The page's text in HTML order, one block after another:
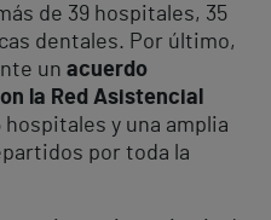
de 39 hospitales, 35
dentales. Por último,
un acuerdo
la Red Asistencial
y una amplia
por toda la